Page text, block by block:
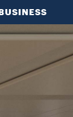
BUSINESS